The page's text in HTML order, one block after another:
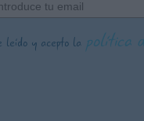
y acepto la política